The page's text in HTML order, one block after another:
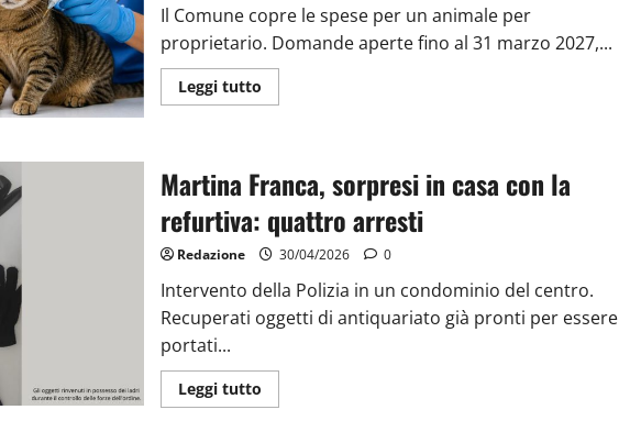
Il Comune copre le spese per un animale per
proprietario. Domande aperte fino al 31 marzo 2027,...
Leggi tutto
Martina Franca, sorpresi in casa con la
refurtiva: quattro arresti
Redazione 30/04/2026 0
Intervento della Polizia in un condominio del centro.
Recuperati oggetti di antiquariato già pronti per essere
portati...
Leggi tutto